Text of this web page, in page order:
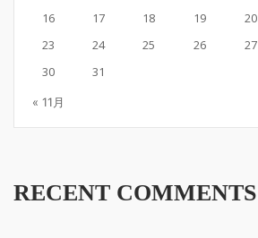
16
17 18 19 20
23
24 25 26 27
30
31
« 11月
RECENT COMMENTS